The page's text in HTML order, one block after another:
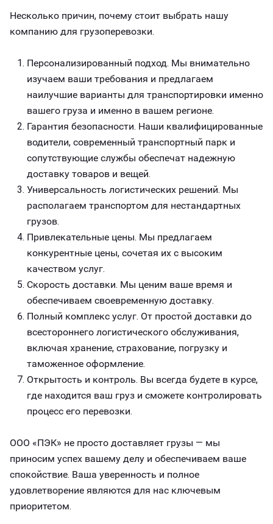
Несколько причин, почему стоит выбрать нашу
компанию для грузоперевозки.
Персонализированный подход. Мы внимательно
изучаем ваши требования и предлагаем
наилучшие варианты для транспортировки именно
вашего груза и именно в вашем регионе.
Гарантия безопасности. Наши квалифицированные
водители, современный транспортный парк и
сопутствующие службы обеспечат надежную
доставку товаров и вещей.
Универсальность логистических решений. Мы
располагаем транспортом для нестандартных
грузов.
Привлекательные цены. Мы предлагаем
конкурентные цены, сочетая их с высоким
качеством услуг.
Скорость доставки. Мы ценим ваше время и
обеспечиваем своевременную доставку.
Полный комплекс услуг. От простой доставки до
всестороннего логистического обслуживания,
включая хранение, страхование, погрузку и
таможенное оформление.
Открытость и контроль. Вы всегда будете в курсе,
где находится ваш груз и сможете контролировать
процесс его перевозки.
ООО «ПЭК» не просто доставляет грузы — мы
приносим успех вашему делу и обеспечиваем ваше
спокойствие. Ваша уверенность и полное
удовлетворение являются для нас ключевым
приоритетом.